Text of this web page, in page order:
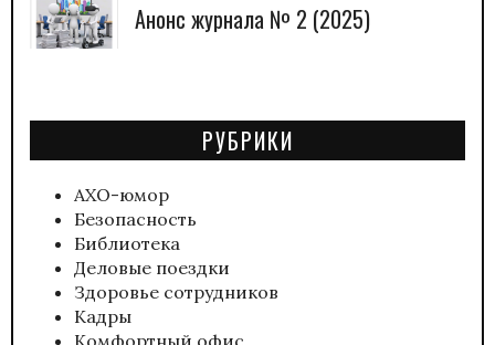
Анонс журнала № 2 (2025)
РУБРИКИ
АХО-юмор
Безопасность
Библиотека
Деловые поездки
Здоровье сотрудников
Кадры